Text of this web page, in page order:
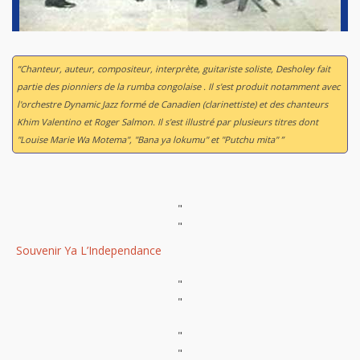
“Chanteur, auteur, compositeur, interprète, guitariste soliste, Desholey fait
partie des pionniers de la rumba congolaise . Il s'est produit notamment avec
l'orchestre Dynamic Jazz formé de Canadien (clarinettiste) et des chanteurs
Khim Valentino et Roger Salmon. Il s'est illustré par plusieurs titres dont
"Louise Marie Wa Motema", "Bana ya lokumu" et "Putchu mita" ”
"
"
Souvenir Ya L’Independance
"
"
"
"